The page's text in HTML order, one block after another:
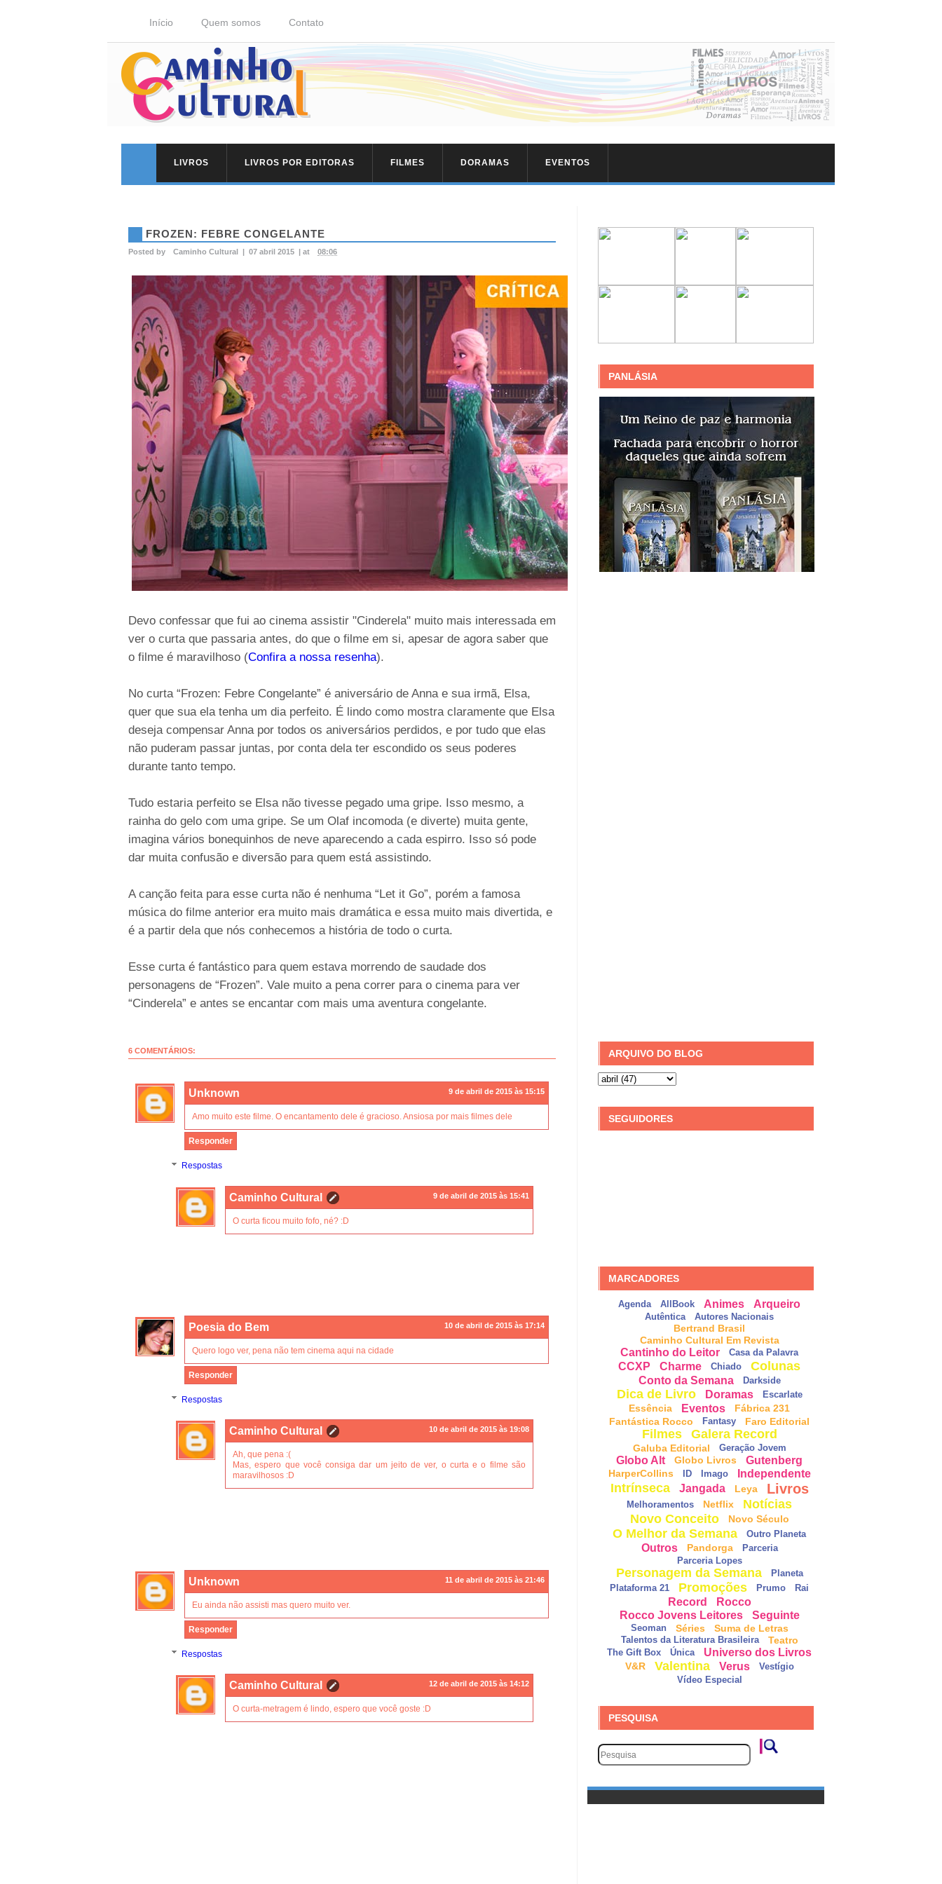
Início Quem somos Contato
LIVROS LIVROS POR EDITORAS FILMES DORAMAS EVENTOS
FROZEN: FEBRE CONGELANTE
Posted by Caminho Cultural | 07 abril 2015 | at 08:06
Devo confessar que fui ao cinema assistir "Cinderela" muito mais interessada em
ver o curta que passaria antes, do que o filme em si, apesar de agora saber que
o filme é maravilhoso (Confira a nossa resenha).
No curta “Frozen: Febre Congelante” é aniversário de Anna e sua irmã, Elsa,
quer que sua ela tenha um dia perfeito. É lindo como mostra claramente que Elsa
deseja compensar Anna por todos os aniversários perdidos, e por tudo que elas
não puderam passar juntas, por conta dela ter escondido os seus poderes
durante tanto tempo.
Tudo estaria perfeito se Elsa não tivesse pegado uma gripe. Isso mesmo, a
rainha do gelo com uma gripe. Se um Olaf incomoda (e diverte) muita gente,
imagina vários bonequinhos de neve aparecendo a cada espirro. Isso só pode
dar muita confusão e diversão para quem está assistindo.
A canção feita para esse curta não é nenhuma “Let it Go”, porém a famosa
música do filme anterior era muito mais dramática e essa muito mais divertida, e
é a partir dela que nós conhecemos a história de todo o curta.
Esse curta é fantástico para quem estava morrendo de saudade dos
personagens de “Frozen”. Vale muito a pena correr para o cinema para ver
“Cinderela” e antes se encantar com mais uma aventura congelante.
6 COMENTÁRIOS:
Unknown 9 de abril de 2015 às 15:15
Amo muito este filme. O encantamento dele é gracioso. Ansiosa por mais filmes dele
Responder
Respostas
Caminho Cultural 9 de abril de 2015 às 15:41
O curta ficou muito fofo, né? :D
Poesia do Bem 10 de abril de 2015 às 17:14
Quero logo ver, pena não tem cinema aqui na cidade
Responder
Respostas
Caminho Cultural 10 de abril de 2015 às 19:08
Ah, que pena :(
Mas, espero que você consiga dar um jeito de ver, o curta e o filme são
maravilhosos :D
Unknown 11 de abril de 2015 às 21:46
Eu ainda não assisti mas quero muito ver.
Responder
Respostas
Caminho Cultural 12 de abril de 2015 às 14:12
O curta-metragem é lindo, espero que você goste :D
PANLÁSIA
ARQUIVO DO BLOG
SEGUIDORES
MARCADORES
Agenda AllBook Animes Arqueiro
Autêntica Autores Nacionais
Bertrand Brasil
Caminho Cultural Em Revista
Cantinho do Leitor Casa da Palavra
CCXP Charme Chiado Colunas
Conto da Semana Darkside
Dica de Livro Doramas Escarlate
Essência Eventos
Fábrica 231
Fantástica Rocco
Fantasy Faro Editorial
Filmes Galera Record
Galuba Editorial Geração Jovem
Globo Alt Globo Livros Gutenberg
HarperCollins ID Imago Independente
Intrínseca Jangada Leya Livros
Melhoramentos Netflix
Notícias
Novo Conceito
Novo Século
O Melhor da Semana Outro Planeta
Outros Pandorga
Parceria
Parceria Lopes
Personagem da Semana
Planeta
Plataforma 21
Promoções Prumo Rai
Record
Rocco
Rocco Jovens Leitores
Seguinte
Seoman Séries Suma de Letras
Talentos da Literatura Brasileira Teatro
The Gift Box Única Universo dos Livros
V&R Valentina Verus
Vestígio
Vídeo Especial
PESQUISA